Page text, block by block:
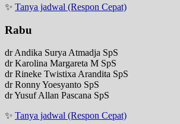
✨ Tanya jadwal (Respon Cepat)
Rabu
dr Andika Surya Atmadja SpS
dr Karolina Margareta M SpS
dr Rineke Twistixa Arandita SpS
dr Ronny Yoesyanto SpS
dr Yusuf Allan Pascana SpS
✨ Tanya jadwal (Respon Cepat)